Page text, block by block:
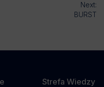
Next:
BURST
Strefa Wiedzy